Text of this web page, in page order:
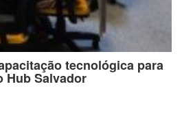
tecnológica para
Hub Salvador